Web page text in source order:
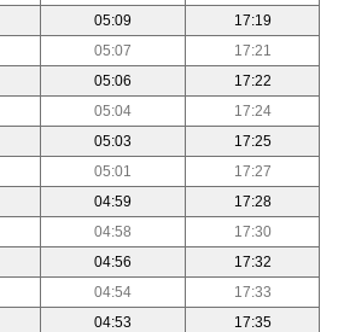
05:09
17:19
05:07
17:21
05:06
17:22
05:04
17:24
05:03
17:25
05:01
17:27
04:59
17:28
04:58
17:30
04:56
17:32
04:54
17:33
04:53
17:35